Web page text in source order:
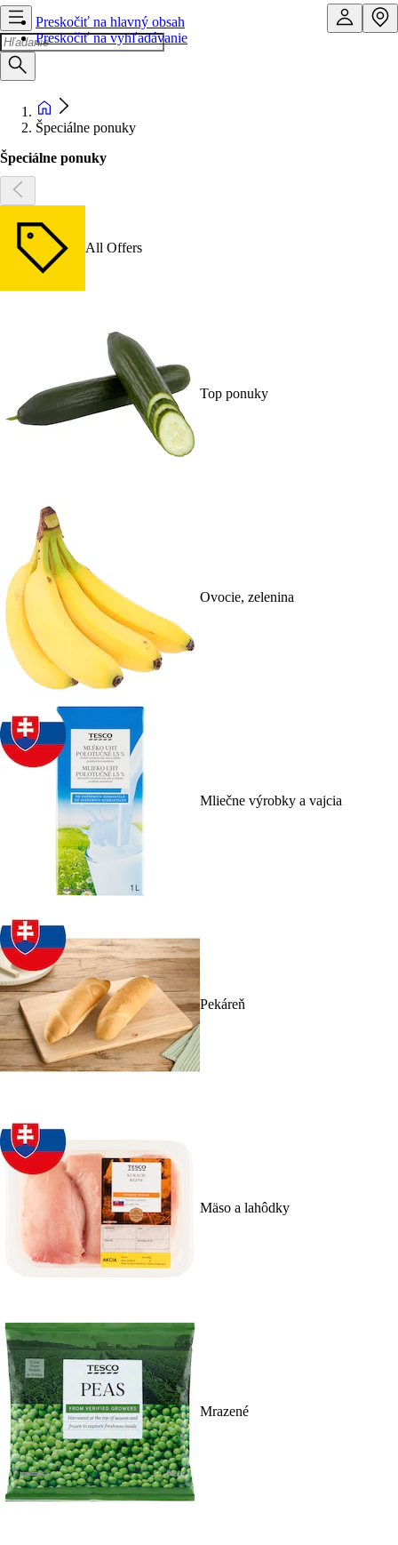
Preskočiť na hlavný obsah
Preskočiť na vyhľadávanie
Špeciálne ponuky
Špeciálne ponuky
All Offers
Top ponuky
Ovocie, zelenina
Mliečne výrobky a vajcia
Pekáreň
Mäso a lahôdky
Mrazené